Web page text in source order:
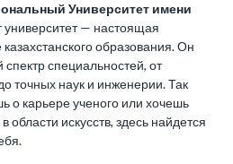
Университет имени
университет — настоящая
образования. Он
специальностей, от
точных наук и инженерии. Так
о карьере ученого или хочешь
области искусств, здесь найдется